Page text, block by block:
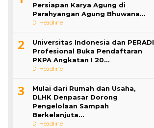
Persiapan Karya Agung di
Parahyangan Agung Bhuwana…
Di Headline
2
Universitas Indonesia dan PERADI
Profesional Buka Pendaftaran
PKPA Angkatan I 20…
Di Headline
3
Mulai dari Rumah dan Usaha,
DLHK Denpasar Dorong
Pengelolaan Sampah
Berkelanjuta…
Di Headline